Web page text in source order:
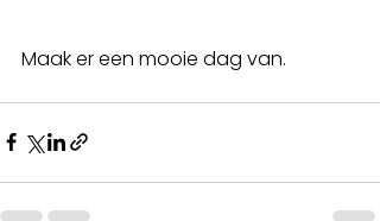
Maak er een mooie dag van.